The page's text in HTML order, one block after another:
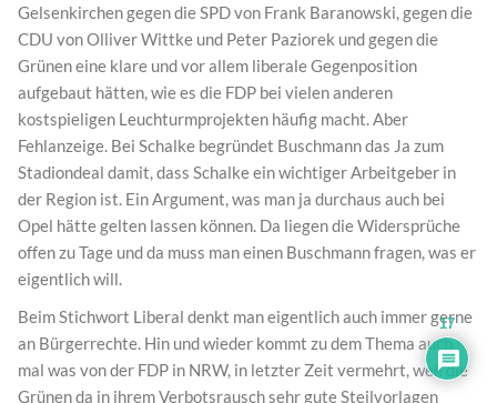
Gelsenkirchen gegen die SPD von Frank Baranowski, gegen die
CDU von Olliver Wittke und Peter Paziorek und gegen die
Grünen eine klare und vor allem liberale Gegenposition
aufgebaut hätten, wie es die FDP bei vielen anderen
kostspieligen Leuchturmprojekten häufig macht. Aber
Fehlanzeige. Bei Schalke begründet Buschmann das Ja zum
Stadiondeal damit, dass Schalke ein wichtiger Arbeitgeber in
der Region ist. Ein Argument, was man ja durchaus auch bei
Opel hätte gelten lassen können. Da liegen die Widersprüche
offen zu Tage und da muss man einen Buschmann fragen, was er
eigentlich will.
Beim Stichwort Liberal denkt man eigentlich auch immer gerne
an Bürgerrechte. Hin und wieder kommt zu dem Thema auch
mal was von der FDP in NRW, in letzter Zeit vermehrt, weil die
Grünen da in ihrem Verbotsrausch sehr gute Steilvorlagen
17